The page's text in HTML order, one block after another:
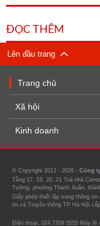
ĐỌC THÊM
Lên đầu trang
Trang chủ
Xã hội
Kinh doanh
© Copyright 2012 - 2026 - Công
Tầng 17, 19, 20, 21 Toà nhà
Tưởng, phường Thanh Xuân,
Giấy phép thiết lập trang thông
tin và Truyền thông TP Hà Nội
Điện thoại: 024 7309 5555 Máy lẻ